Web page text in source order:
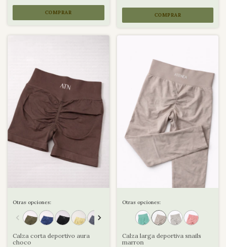
COMPRAR COMPRAR
Otras opciones:
Calza corta deportivo aura
choco
Otras opciones:
Calza larga deportiva snails
marron